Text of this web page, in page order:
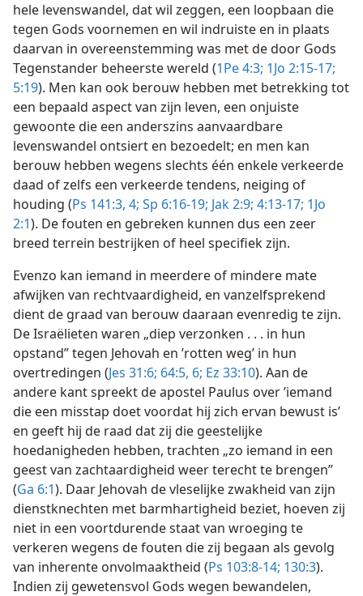
hele levenswandel, dat wil zeggen, een loopbaan die
tegen Gods voornemen en wil indruiste en in plaats
daarvan in overeenstemming was met de door Gods
Tegenstander beheerste wereld (1Pe 4:3; 1Jo 2:15-17;
5:19). Men kan ook berouw hebben met betrekking tot
een bepaald aspect van zijn leven, een onjuiste
gewoonte die een anderszins aanvaardbare
levenswandel ontsiert en bezoedelt; en men kan
berouw hebben wegens slechts één enkele verkeerde
daad of zelfs een verkeerde tendens, neiging of
houding (Ps 141:3, 4; Sp 6:16-19; Jak 2:9; 4:13-17; 1Jo
2:1). De fouten en gebreken kunnen dus een zeer
breed terrein bestrijken of heel specifiek zijn.
Evenzo kan iemand in meerdere of mindere mate
afwijken van rechtvaardigheid, en vanzelfsprekend
dient de graad van berouw daaraan evenredig te zijn.
De Israëlieten waren „diep verzonken . . . in hun
opstand” tegen Jehovah en ’rotten weg’ in hun
overtredingen (Jes 31:6; 64:5, 6; Ez 33:10). Aan de
andere kant spreekt de apostel Paulus over ’iemand
die een misstap doet voordat hij zich ervan bewust is’
en geeft hij de raad dat zij die geestelijke
hoedanigheden hebben, trachten „zo iemand in een
geest van zachtaardigheid weer terecht te brengen”
(Ga 6:1). Daar Jehovah de vleselijke zwakheid van zijn
dienstknechten met barmhartigheid beziet, hoeven zij
niet in een voortdurende staat van wroeging te
verkeren wegens de fouten die zij begaan als gevolg
van inherente onvolmaaktheid (Ps 103:8-14; 130:3).
Indien zij gewetensvol Gods wegen bewandelen,